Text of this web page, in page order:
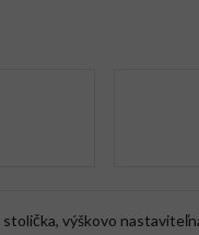
výškovo